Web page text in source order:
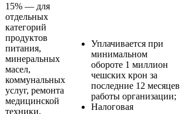
15% — для
отдельных
категорий
продуктов
питания,
минеральных
масел,
коммунальных
услуг, ремонта
медицинской
техники,
Уплачивается при
минимальном
обороте 1 миллион
чешских крон за
последние 12 месяцев
работы организации;
Налоговая